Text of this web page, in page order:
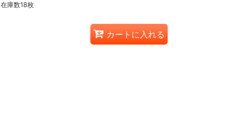
在庫数18枚
カートに入れる